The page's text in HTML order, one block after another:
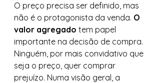
O preço precisa ser definido, mas
não é o protagonista da venda. O
valor agregado tem papel
importante na decisão de compra.
Ninguém, por mais convidativo que
seja o preço, quer comprar
prejuízo. Numa visão geral, a